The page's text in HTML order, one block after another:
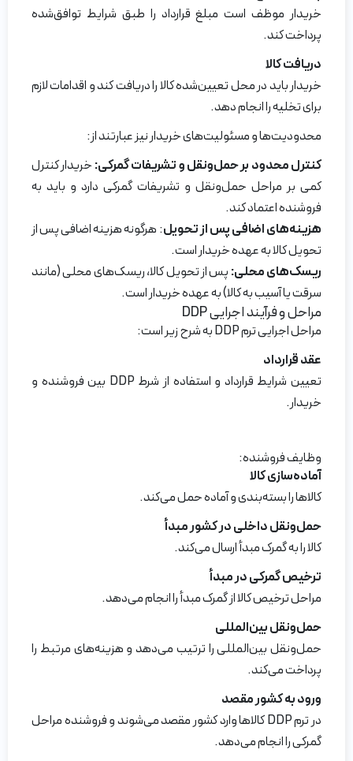
خریدار موظف است مبلغ قرارداد را طبق شرایط توافق‌شده
پرداخت کند.
دریافت کالا
خریدار باید در محل تعیین‌شده کالا را دریافت کند و اقدامات لازم
برای تخلیه را انجام دهد.
محدودیت‌ها و مسئولیت‌های خریدار نیز عبارتند از:
کنترل محدود بر حمل‌و‌نقل و تشریفات گمرکی: خریدار کنترل
کمی بر مراحل حمل‌و‌نقل و تشریفات گمرکی دارد و باید به
فروشنده اعتماد کند.
هزینه‌های اضافی پس از تحویل: هرگونه هزینه اضافی پس از
تحویل کالا به عهده خریدار است.
ریسک‌های محلی: پس از تحویل کالا، ریسک‌های محلی (مانند
سرقت یا آسیب به کالا) به عهده خریدار است.
مراحل و فرآیند اجرایی DDP
مراحل اجرایی ترم DDP به شرح زیر است:
عقدقرارداد
تعیین شرایط قرارداد و استفاده از شرط DDP بین فروشنده و
خریدار.
وظایف فروشنده:
آماده‌سازی کالا
کالاها را بسته‌بندی و آماده حمل می‌کند.
حمل‌و‌نقل داخلی در کشور مبدأ
کالا را به گمرک مبدأ ارسال می‌کند.
ترخیص گمرکی در مبدأ
مراحل ترخیص کالا از گمرک مبدأ را انجام می‌دهد.
حمل‌و‌نقل بین‌المللی
حمل‌و‌نقل بین‌المللی را ترتیب می‌دهد و هزینه‌های مرتبط را
پرداخت می‌کند.
ورود به کشور مقصد
در ترم DDP کالاها وارد کشور مقصد می‌شوند و فروشنده مراحل
گمرکی را انجام می‌دهد.